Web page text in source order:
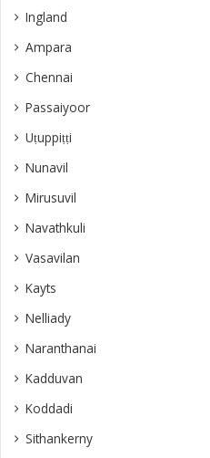
Ingland
Ampara
Chennai
Passaiyoor
Uṭuppiṭṭi
Nunavil
Mirusuvil
Navathkuli
Vasavilan
Kayts
Nelliady
Naranthanai
Kadduvan
Koddadi
Sithankerny